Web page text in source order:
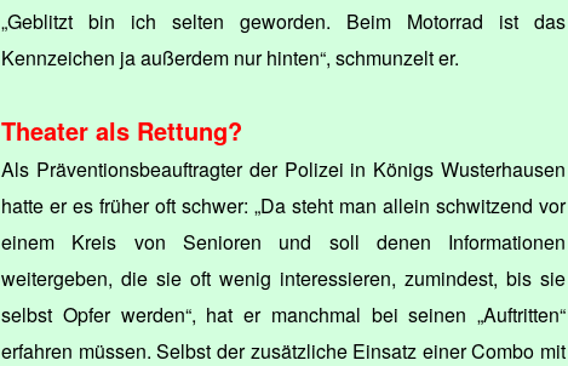
„Geblitzt bin ich selten geworden. Beim Motorrad ist das
Kennzeichen ja außerdem nur hinten“, schmunzelt er.
Theater als Rettung?
Als Präventionsbeauftragter der Polizei in Königs Wusterhausen
hatte er es früher oft schwer: „Da steht man allein schwitzend vor
einem Kreis von Senioren und soll denen Informationen
weitergeben, die sie oft wenig interessieren, zumindest, bis sie
selbst Opfer werden“, hat er manchmal bei seinen „Auftritten“
erfahren müssen. Selbst der zusätzliche Einsatz einer Combo mit